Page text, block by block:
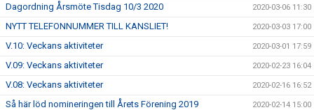
Dagordning Årsmöte Tisdag 10/3 2020 2020-03-06 11:30
NYTT TELEFONNUMMER TILL KANSLIET! 2020-03-03 17:00
V.10: Veckans aktiviteter 2020-03-01 17:59
V.09: Veckans aktiviteter 2020-02-23 16:04
V.08: Veckans aktiviteter 2020-02-16 16:52
Så här löd nomineringen till Årets Förening 2019 2020-02-14 15:00